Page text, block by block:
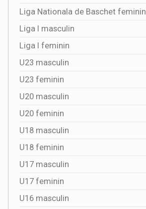
Liga Nationala de Baschet feminin
Liga I masculin
Liga I feminin
U23 masculin
U23 feminin
U20 masculin
U20 feminin
U18 masculin
U18 feminin
U17 masculin
U17 feminin
U16 masculin